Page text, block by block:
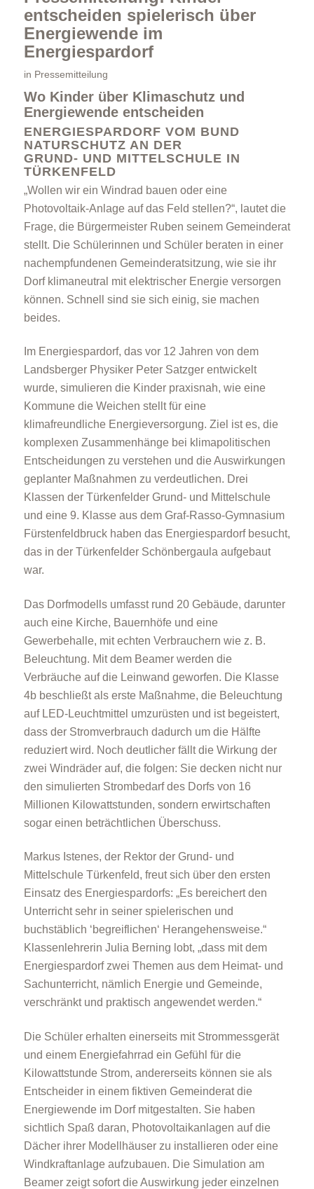
Energieberatung
Energiespartipps
Förderprogramme
Klimabildung
FAQs
Kommunen
Projektbegleitung
entscheiden spielerisch über
Energiewende im
Energiespardorf
in Pressemitteilung
Wo Kinder über Klimaschutz und
Energiewende entscheiden
ENERGIESPARDORF VOM BUND
NATURSCHUTZ AN DER
GRUND- UND MITTELSCHULE IN
TÜRKENFELD
„Wollen wir ein Windrad bauen oder eine
Photovoltaik-Anlage auf das Feld stellen?“, lautet die
Frage, die Bürgermeister Ruben seinem Gemeinderat
stellt. Die Schülerinnen und Schüler beraten in einer
nachempfundenen Gemeinderatsitzung, wie sie ihr
Dorf klimaneutral mit elektrischer Energie versorgen
können. Schnell sind sie sich einig, sie machen
beides.
Im Energiespardorf, das vor 12 Jahren von dem
Landsberger Physiker Peter Satzger entwickelt
wurde, simulieren die Kinder praxisnah, wie eine
Kommune die Weichen stellt für eine
klimafreundliche Energieversorgung. Ziel ist es, die
komplexen Zusammenhänge bei klimapolitischen
Entscheidungen zu verstehen und die Auswirkungen
geplanter Maßnahmen zu verdeutlichen. Drei
Klassen der Türkenfelder Grund- und Mittelschule
und eine 9. Klasse aus dem Graf-Rasso-Gymnasium
Fürstenfeldbruck haben das Energiespardorf besucht,
das in der Türkenfelder Schönbergaula aufgebaut
war.
Das Dorfmodells umfasst rund 20 Gebäude, darunter
auch eine Kirche, Bauernhöfe und eine
Gewerbehalle, mit echten Verbrauchern wie z. B.
Beleuchtung. Mit dem Beamer werden die
Verbräuche auf die Leinwand geworfen. Die Klasse
4b beschließt als erste Maßnahme, die Beleuchtung
auf LED-Leuchtmittel umzurüsten und ist begeistert,
dass der Stromverbrauch dadurch um die Hälfte
reduziert wird. Noch deutlicher fällt die Wirkung der
zwei Windräder auf, die folgen: Sie decken nicht nur
den simulierten Strombedarf des Dorfs von 16
Millionen Kilowattstunden, sondern erwirtschaften
sogar einen beträchtlichen Überschuss.
Markus Istenes, der Rektor der Grund- und
Mittelschule Türkenfeld, freut sich über den ersten
Einsatz des Energiespardorfs: „Es bereichert den
Unterricht sehr in seiner spielerischen und
buchstäblich ‘begreiflichen‘ Herangehensweise.“
Klassenlehrerin Julia Berning lobt, „dass mit dem
Energiespardorf zwei Themen aus dem Heimat- und
Sachunterricht, nämlich Energie und Gemeinde,
verschränkt und praktisch angewendet werden.“
Die Schüler erhalten einerseits mit Strommessgerät
und einem Energiefahrrad ein Gefühl für die
Kilowattstunde Strom, andererseits können sie als
Entscheider in einem fiktiven Gemeinderat die
Energiewende im Dorf mitgestalten. Sie haben
sichtlich Spaß daran, Photovoltaikanlagen auf die
Dächer ihrer Modellhäuser zu installieren oder eine
Windkraftanlage aufzubauen. Die Simulation am
Beamer zeigt sofort die Auswirkung jeder einzelnen